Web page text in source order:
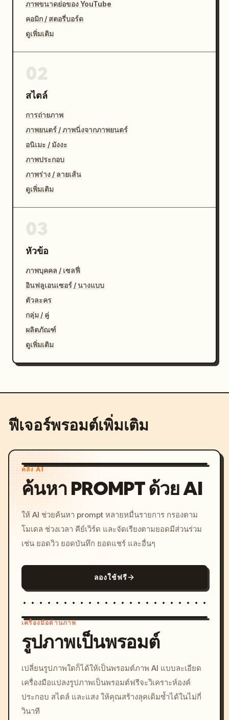
ภาพขนาดย่อของ YouTube
คอมิก / สตอรี่บอร์ด
ดูเพิ่มเติม
สไตล์
การถ่ายภาพ
ภาพยนตร์ / ภาพนิ่งจากภาพยนตร์
อนิเมะ / มังงะ
ภาพประกอบ
ภาพร่าง / ลายเส้น
ดูเพิ่มเติม
หัวข้อ
ภาพบุคคล / เซลฟี่
อินฟลูเอนเซอร์ / นางแบบ
ตัวละคร
กลุ่ม / คู่
ผลิตภัณฑ์
ดูเพิ่มเติม
ฟีเจอร์พรอมต์เพิ่มเติม
คลัง AI
ค้นหา PROMPT ด้วย AI
ให้ AI ช่วยค้นหา prompt หลายหมื่นรายการ กรองตาม
โมเดล ช่วงเวลา คีย์เวิร์ด และจัดเรียงตามยอดมีส่วนร่วม
เช่น ยอดวิว ยอดบันทึก ยอดแชร์ และอื่นๆ
ลองใช้ฟรี
c, cyberpunk sunset, neon
colors, 8k --v 6.0
เครื่องมือด้านภาพ
รูปภาพเป็นพรอมต์
เปลี่ยนรูปภาพใดก็ได้ให้เป็นพรอมต์ภาพ AI แบบละเอียด
เครื่องมือแปลงรูปภาพเป็นพรอมต์ฟรีจะวิเคราะห์องค์
ประกอบ สไตล์ และแสง ให้คุณสร้างลุคเดิมซ้ำได้ในไม่กี่
วินาที